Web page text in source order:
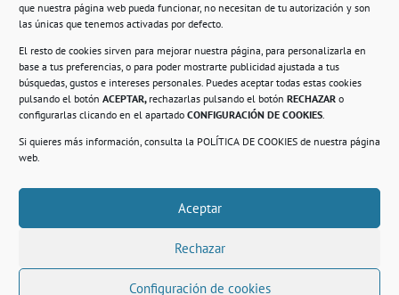
que nuestra página web pueda funcionar, no necesitan de tu autorización y son
las únicas que tenemos activadas por defecto.
El resto de cookies sirven para mejorar nuestra página, para personalizarla en
base a tus preferencias, o para poder mostrarte publicidad ajustada a tus
búsquedas, gustos e intereses personales. Puedes aceptar todas estas cookies
pulsando el botón ACEPTAR, rechazarlas pulsando el botón RECHAZAR o
configurarlas clicando en el apartado CONFIGURACIÓN DE COOKIES.
Si quieres más información, consulta la POLÍTICA DE COOKIES de nuestra página
web.
Aceptar
Rechazar
Configuración de cookies
Compromiso con la protección de datos
Política de Cookies.
© 2021. Realizado en el Centro de Rehabilitación